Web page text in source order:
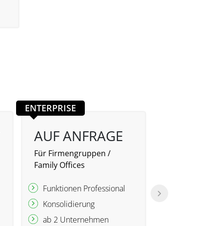
ENTERPRISE
AUF ANFRAGE
Für Firmengruppen /
Family Offices
Funktionen Professional
Konsolidierung
ab 2 Unternehmen